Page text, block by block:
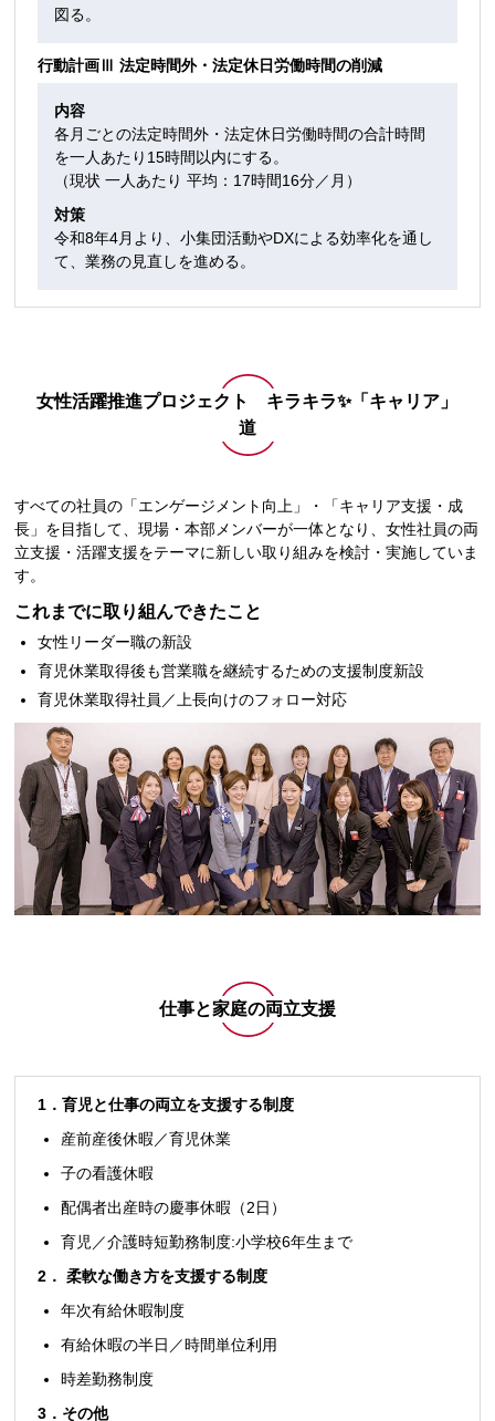
図る。
行動計画Ⅲ 法定時間外・法定休日労働時間の削減
内容
各月ごとの法定時間外・法定休日労働時間の合計時間
を一人あたり15時間以内にする。
（現状 一人あたり 平均：17時間16分／月）
対策
令和8年4月より、小集団活動やDXによる効率化を通し
て、業務の見直しを進める。
女性活躍推進プロジェクト キラキラ✨「キャリア」
道
すべての社員の「エンゲージメント向上」・「キャリア支援・成
長」を目指して、現場・本部メンバーが一体となり、女性社員の両
立支援・活躍支援をテーマに新しい取り組みを検討・実施していま
す。
これまでに取り組んできたこと
女性リーダー職の新設
育児休業取得後も営業職を継続するための支援制度新設
育児休業取得社員／上長向けのフォロー対応
仕事と家庭の両立支援
1．育児と仕事の両立を支援する制度
産前産後休暇／育児休業
子の看護休暇
配偶者出産時の慶事休暇（2日）
育児／介護時短勤務制度:小学校6年生まで
2． 柔軟な働き方を支援する制度
年次有給休暇制度
有給休暇の半日／時間単位利用
時差勤務制度
3．その他